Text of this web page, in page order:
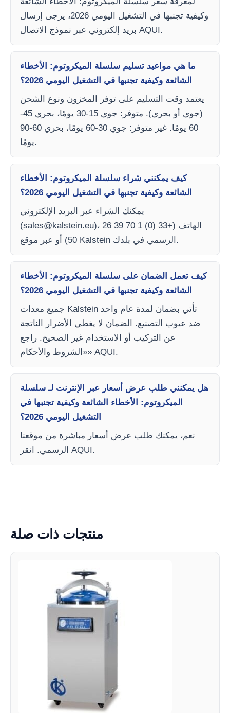
وكيفية تجنبها في التشغيل اليومي 2026، يرجى إرسال
بريد إلكتروني عبر نموذج الاتصال AQUI.
ما هي مواعيد تسليم سلسلة الميكروتوم: الأخطاء
الشائعة وكيفية تجنبها في التشغيل اليومي 2026؟
يعتمد وقت التسليم على توفر المخزون ونوع الشحن
(جوي أو بحري). متوفر: جوي 15-30 يومًا، بحري 45-
60 يومًا. غير متوفر: جوي 30-60 يومًا، بحري 60-90
يومًا.
كيف يمكنني شراء سلسلة الميكروتوم: الأخطاء
الشائعة وكيفية تجنبها في التشغيل اليومي 2026؟
يمكنك الشراء عبر البريد الإلكتروني
(sales@kalstein.eu)، الهاتف (+33 (0) 1 70 39 26
50) أو عبر موقع Kalstein الرسمي في بلدك.
كيف تعمل الضمان على سلسلة الميكروتوم: الأخطاء
الشائعة وكيفية تجنبها في التشغيل اليومي 2026؟
جميع معدات Kalstein تأتي بضمان لمدة عام واحد
ضد عيوب التصنيع. الضمان لا يغطي الأضرار الناتجة
عن التركيب أو الاستخدام غير الصحيح. راجع
«الشروط والأحكام» AQUI.
هل يمكنني طلب عرض أسعار عبر الإنترنت لـ سلسلة
الميكروتوم: الأخطاء الشائعة وكيفية تجنبها في
التشغيل اليومي 2026؟
نعم، يمكنك طلب عرض أسعار مباشرة من موقعنا
الرسمي. انقر AQUI.
منتجات ذات صلة